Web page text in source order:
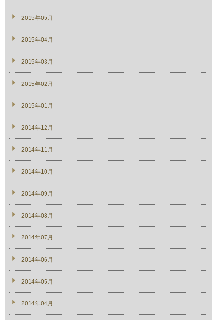
2015年05月
2015年04月
2015年03月
2015年02月
2015年01月
2014年12月
2014年11月
2014年10月
2014年09月
2014年08月
2014年07月
2014年06月
2014年05月
2014年04月